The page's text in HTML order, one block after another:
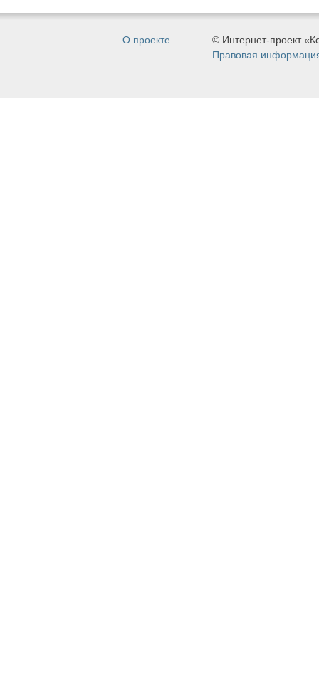
О проекте
© Интернет-проект
Правовая